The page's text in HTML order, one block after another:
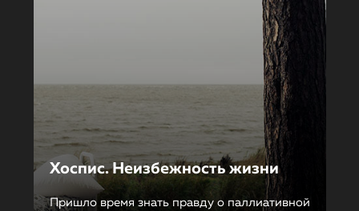
Хоспис. Неизбежность жизни
Пришло время знать правду о паллиативной